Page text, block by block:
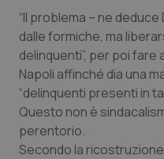
Quotidiano
Rene & patologie
Salute orale &
Sangue &
“Il problema – ne
dalle formiche, ma
delinquenti”, per poi fare
Napoli affinché dia una
“delinquenti presenti in
Questo non è
perentorio.
Secondo la